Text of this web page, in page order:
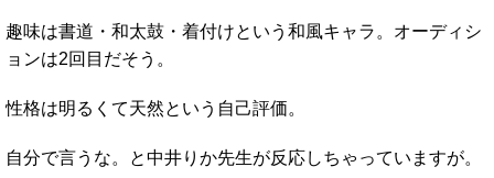
趣味は書道・和太鼓・着付けという和風キャラ。オーディシ
ョンは2回目だそう。
性格は明るくて天然という自己評価。
自分で言うな。と中井りか先生が反応しちゃっていますが。